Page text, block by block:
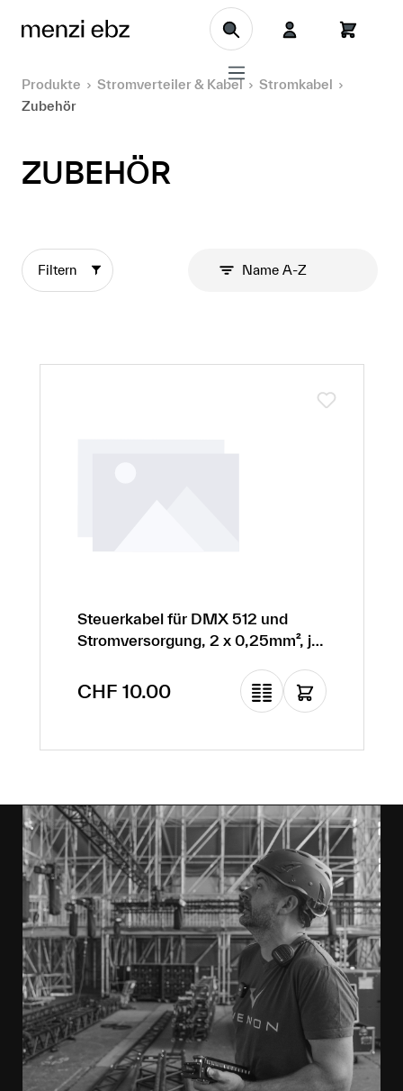
Zum Hauptinhalt springen
Produkte Stromverteiler & Kabel
Stromkabel
Zubehör
ZUBEHÖR
Filtern Name A-Z
Steuerkabel für DMX 512 und
Stromversorgung, 2 x 0,25mm², je
Regulärer Preis:
CHF 10.00